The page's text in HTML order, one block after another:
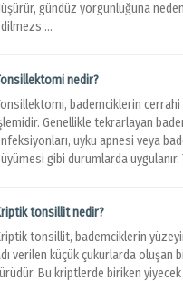
gündüz yorgunluğuna
...
nedir?
bademciklerin cerrahi
Genellikle tekrarlayan
uyku apnesi veya
gibi durumlarda
tonsillit nedir?
tonsillit, bademciklerin
verilen küçük çukurlarda oluşan
Bu kriptlerde biriken yiyecek